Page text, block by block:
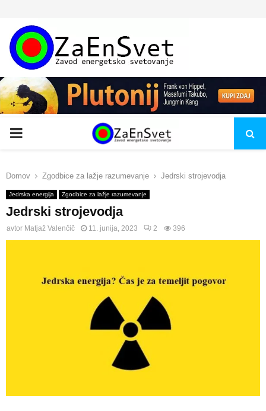
PRIMARY
Domov Zgodbice za lažje razumevanje Jedrski strojevodja
Jedrska energija Zgodbice za lažje razumevanje
Jedrski strojevodja
avtor Matjaž Valenčič 11. junija, 2023 2 396